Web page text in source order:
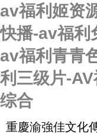
av福利姬资
快播-av福利
av福利青青
利三级片-
综合
重慶渝強佳文化